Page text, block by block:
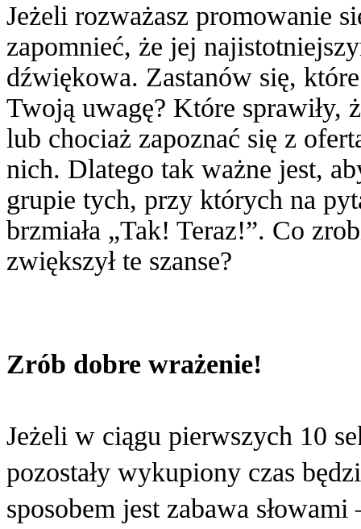
Jeżeli rozważasz promowanie
zapomnieć, że jej
dźwiękowa. Zastanów się,
Twoją uwagę? Które sprawiły,
lub chociaż zapoznać się z
nich. Dlatego tak ważne jest,
grupie tych, przy których na
brzmiała „Tak! Teraz!”. Co
zwiększył te szanse?
Zrób dobre wrażenie!
Jeżeli w ciągu pierwszych 10
pozostały wykupiony czas
sposobem jest zabawa